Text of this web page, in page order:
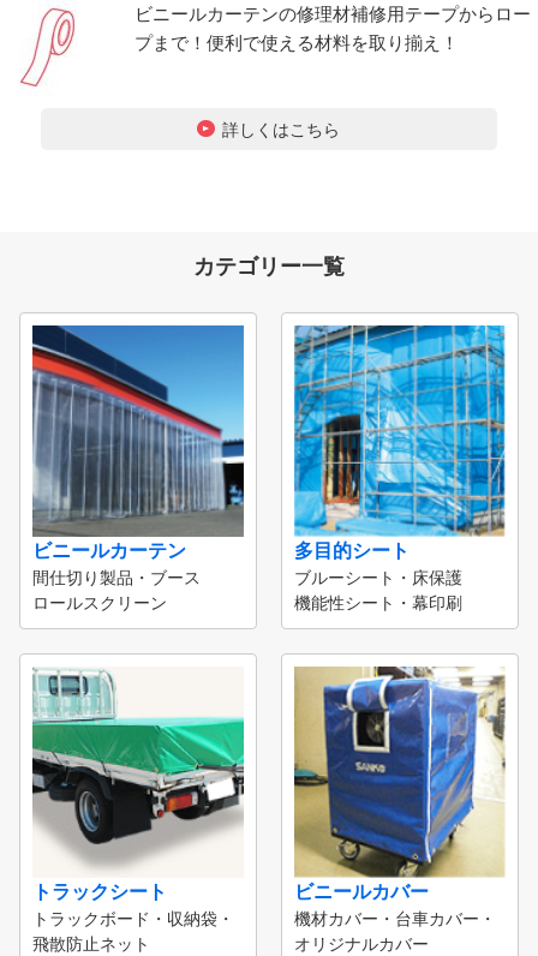
ビニールカーテンの修理材補修用テープからロー
プまで！便利で使える材料を取り揃え！
詳しくはこちら
カテゴリー一覧
ビニールカーテン
間仕切り製品・ブース
ロールスクリーン
多目的シート
ブルーシート・床保護
機能性シート・幕印刷
トラックシート
トラックボード・収納袋・
飛散防止ネット
ビニールカバー
機材カバー・台車カバー・
オリジナルカバー